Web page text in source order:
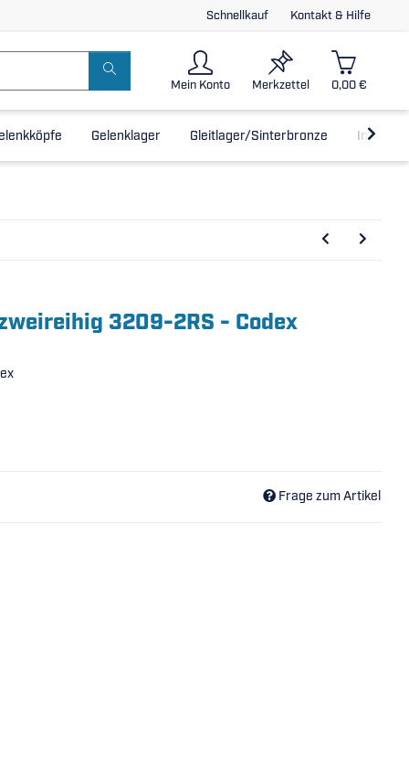
Schnellkauf Kontakt & Hilfe
Mein Konto Merkzettel 0,00 €
Gelenklager Gleitlager/Sinterbronze Inline-
3209-2RS - Codex
Frage zum Artikel